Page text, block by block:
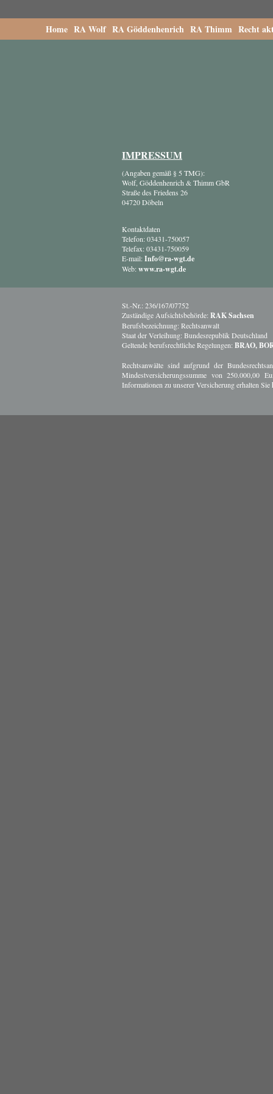
Home RA Wolf RA Göddenhenrich RA Thimm Recht
IMPRESSUM
(Angaben gemäß § 5 TMG):
Wolf, Göddenhenrich & Thimm GbR
Straße des Friedens 26
04720 Döbeln
Kontaktdaten
Telefon: 03431-750057
Telefax: 03431-750059
E-mail:Info@ra-wgt.de
Web:www.ra-wgt.de
St.-Nr.: 236/167/07752
Zuständige Aufsichtsbehörde: RAK Sachsen
Berufsbezeichnung: Rechtsanwalt
Staat der Verleihung: Bundesrepublik Deutschland
Geltende berufsrechtliche Regelungen: BRAO,
Rechtsanwälte sind aufgrund der
Mindestversicherungssumme von
Informationen zu unserer Versicherung erhalten Sie